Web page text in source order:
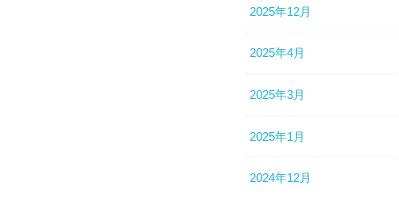
2025年12月
2025年4月
2025年3月
2025年1月
2024年12月